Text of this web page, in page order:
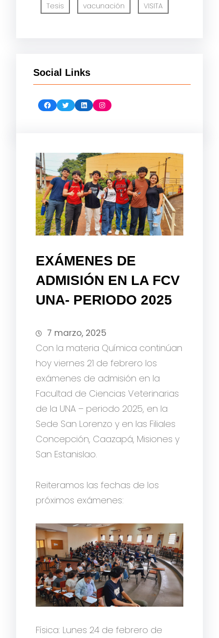
Tesis vacunación VISITA
Social Links
Facebook Twitter LinkedIn Instagram
EXÁMENES DE
ADMISIÓN EN LA FCV
UNA- PERIODO 2025
7 marzo, 2025
Con la materia Química continúan
hoy viernes 21 de febrero los
exámenes de admisión en la
Facultad de Ciencias Veterinarias
de la UNA – periodo 2025, en la
Sede San Lorenzo y en las Filiales
Concepción, Caazapá, Misiones y
San Estanislao.
Reiteramos las fechas de los
próximos exámenes:
Física: Lunes 24 de febrero de